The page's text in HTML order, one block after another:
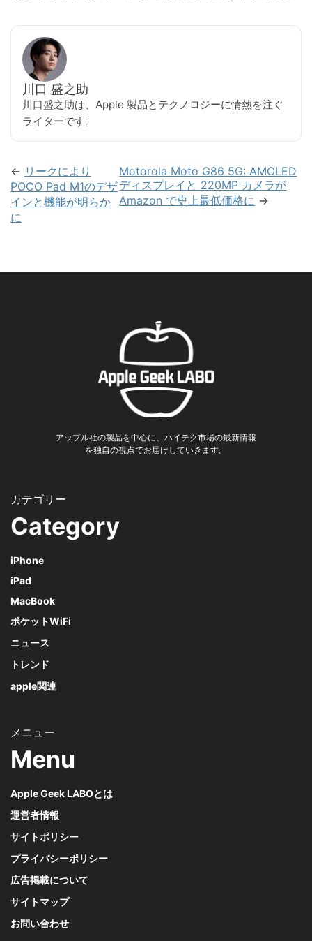
川口 盛之助
川口盛之助は、Apple 製品とテクノロジーに情熱を注ぐ
ライターです。
← リークにより
POCO Pad M1のデザ
インと機能が明らか
に
Motorola Moto G86 5G: AMOLED
ディスプレイと 220MP カメラが
Amazon で史上最低価格に →
アップル社の製品を中心に、ハイテク市場の最新情報
を独自の視点でお届けしていきます。
Category
iPhone
iPad
MacBook
ポケットWiFi
ニュース
トレンド
apple関連
Menu
Apple Geek LABOとは
運営者情報
サイトポリシー
プライバシーポリシー
広告掲載について
サイトマップ
お問い合わせ